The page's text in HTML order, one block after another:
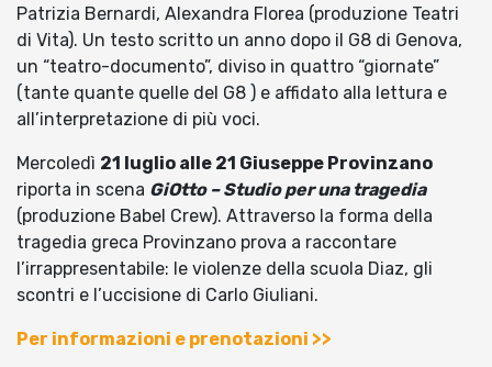
Patrizia Bernardi, Alexandra Florea (produzione Teatri
di Vita). Un testo scritto un anno dopo il G8 di Genova,
un “teatro-documento”, diviso in quattro “giornate”
(tante quante quelle del G8 ) e affidato alla lettura e
all’interpretazione di più voci.
Mercoledì 21 luglio alle 21 Giuseppe Provinzano
riporta in scena GiOtto – Studio per una tragedia
(produzione Babel Crew). Attraverso la forma della
tragedia greca Provinzano prova a raccontare
l’irrappresentabile: le violenze della scuola Diaz, gli
scontri e l’uccisione di Carlo Giuliani.
Per informazioni e prenotazioni >>